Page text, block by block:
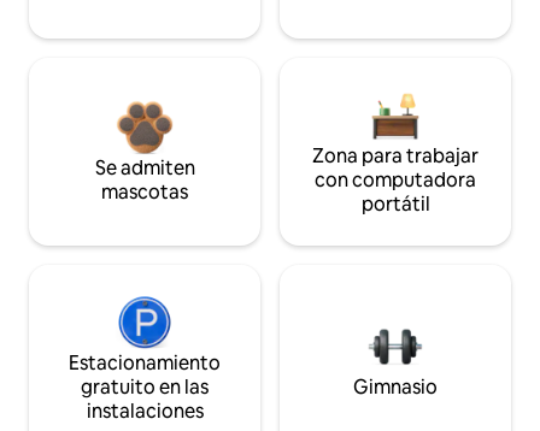
Se admiten
mascotas
Zona para trabajar
con computadora
portátil
Estacionamiento
gratuito en las
instalaciones
Gimnasio